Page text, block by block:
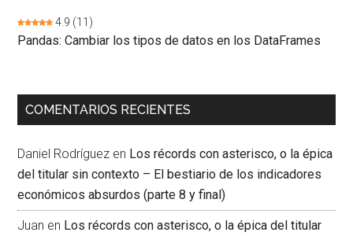
4.9 (11)
Pandas: Cambiar los tipos de datos en los DataFrames
COMENTARIOS RECIENTES
Daniel Rodríguez en Los récords con asterisco, o la épica
del titular sin contexto – El bestiario de los indicadores
económicos absurdos (parte 8 y final)
Juan en Los récords con asterisco, o la épica del titular